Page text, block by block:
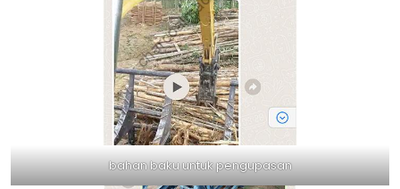
bahan baku untuk pengupasan